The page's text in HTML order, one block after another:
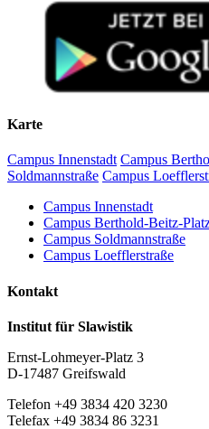
Karte
Campus Innenstadt Campus
Soldmannstraße Campus
Campus Innenstadt
Campus Berthold-Beitz-
Campus Soldmannstraße
Campus Loefflerstraße
Kontakt
Institut für Slawistik
Ernst-Lohmeyer-Platz 3
D-17487 Greifswald
Telefon +49 3834 420 3230
Telefax +49 3834 86 3231